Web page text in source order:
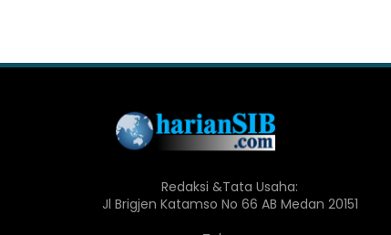
Redaksi &Tata Usaha:
Jl Brigjen Katamso No 66 AB Medan 20151